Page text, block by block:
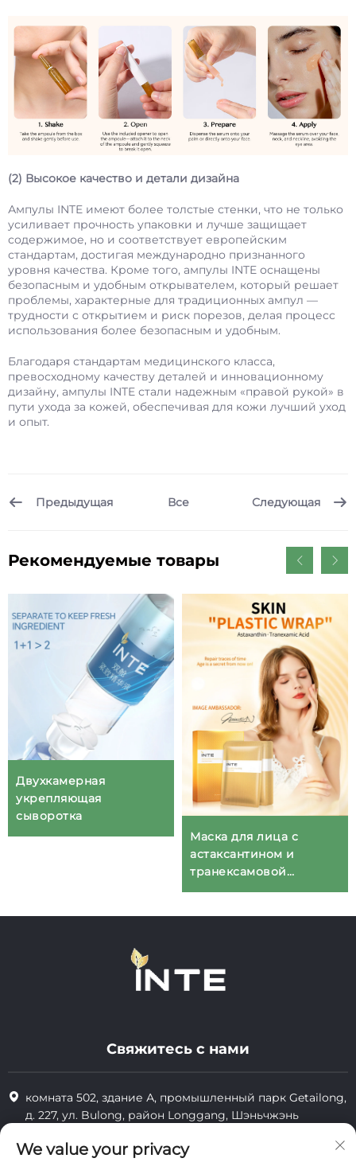
(2) Высокое качество и детали дизайна
Ампулы INTE имеют более толстые стенки, что не только
усиливает прочность упаковки и лучше защищает
содержимое, но и соответствует европейским
стандартам, достигая международно признанного
уровня качества. Кроме того, ампулы INTE оснащены
безопасным и удобным открывателем, который решает
проблемы, характерные для традиционных ампул —
трудности с открытием и риск порезов, делая процесс
использования более безопасным и удобным.
Благодаря стандартам медицинского класса,
превосходному качеству деталей и инновационному
дизайну, ампулы INTE стали надежным «правой рукой» в
пути ухода за кожей, обеспечивая для кожи лучший уход
и опыт.
Предыдущая Все Следующая
Рекомендуемые товары
Двухкамерная
укрепляющая
сыворотка
Маска для лица с
астаксантином и
транексамовой
кислотой
Свяжитесь с нами
комната 502, здание А, промышленный парк Getailong,
д. 227, ул. Bulong, район Longgang, Шэньчжэнь
+86-13823773549
We value your privacy